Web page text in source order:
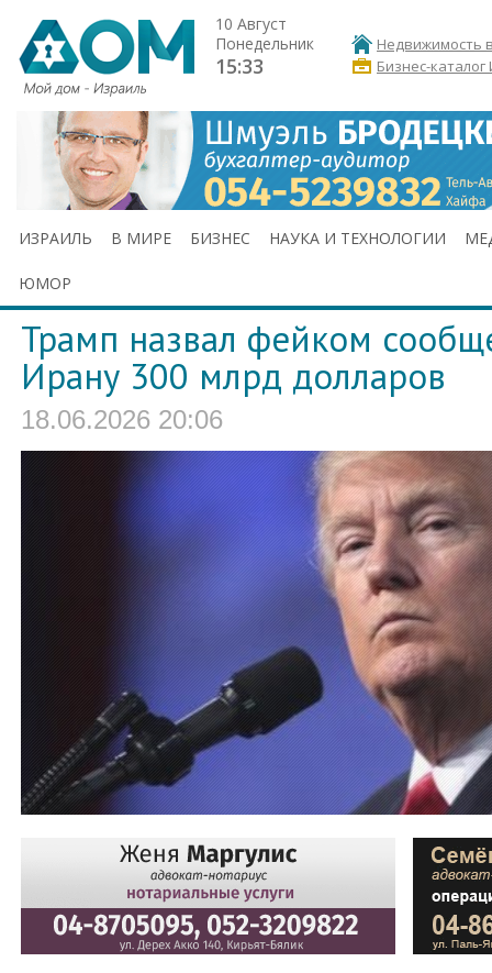
10 Август
Понедельник
15:33
Недвижимость
Бизнес-каталог
ИЗРАИЛЬ В МИРЕ БИЗНЕС НАУКА И ТЕХНОЛОГИИ
ЮМОР
Трамп назвал фейком
Ирану 300 млрд долларов
18.06.2026 20:06